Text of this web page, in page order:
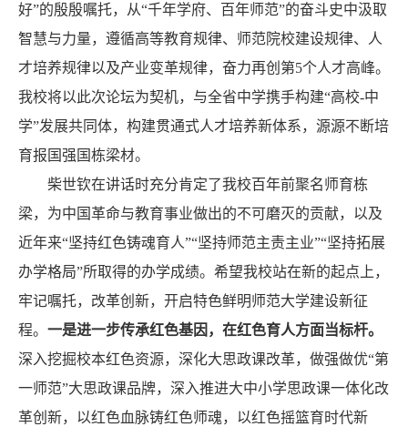
好”的殷殷嘱托，从“千年学府、百年师范”的奋斗史中汲取
智慧与力量，遵循高等教育规律、师范院校建设规律、人
才培养规律以及产业变革规律，奋力再创第5个人才高峰。
我校将以此次论坛为契机，与全省中学携手构建“高校-中
学”发展共同体，构建贯通式人才培养新体系， 源源不断培
育报国强国栋梁材。
柴世钦在讲话时充分肯定了我校百年前聚名师育栋
梁，为中国革命与教育事业做出的不可磨灭的贡献，以及
近年来“坚持红色铸魂育人”“坚持师范主责主业”“坚持拓展
办学格局”所取得的办学成绩。希望我校站在新的起点上，
牢记嘱托，改革创新，开启特色鲜明师范大学建设新征
程。 一是进一步传承红色基因，在红色育人方面当标杆。
深入挖掘校本红色资源，深化大思政课改革，做强做优“第
一师范”大思政课品牌，深入推进大中小学思政课一体化改
革创新，以红色血脉铸红色师魂，以红色摇篮育时代新